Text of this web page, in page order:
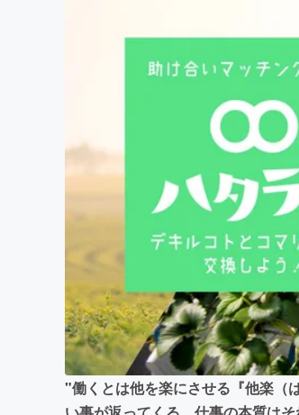
テクノロジー・ガジ
ビジネス・起業
まちづくり・地域活
"働くとは他を楽にさせる『他楽（